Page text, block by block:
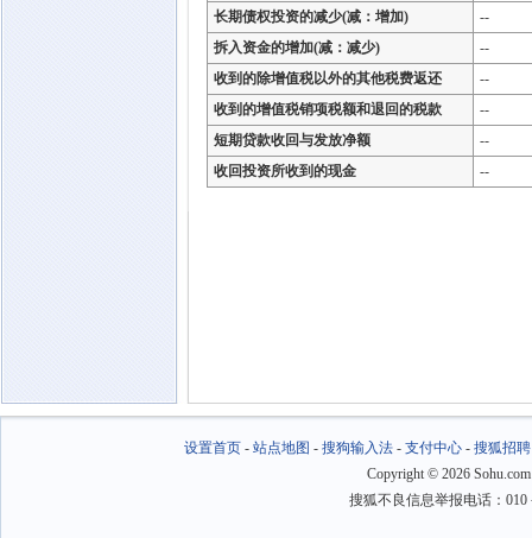
长期债权投资的减少(减：增加)
--
拆入资金的增加(减：减少)
--
收到的除增值税以外的其他税费返还
--
收到的增值税销项税额和退回的税款
--
短期贷款收回与发放净额
--
收回投资所收到的现金
--
设置首页- 站点地图 - 搜狗输入法- 支付中心- 搜狐招聘
Copyright © 2026
搜狐不良信息举报电话：010